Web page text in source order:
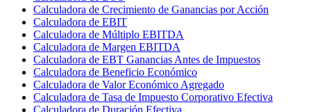
Calculadora de Crecimiento de Ganancias por Acción
Calculadora de EBIT
Calculadora de Múltiplo EBITDA
Calculadora de Margen EBITDA
Calculadora de EBT Ganancias Antes de Impuestos
Calculadora de Beneficio Económico
Calculadora de Valor Económico Agregado
Calculadora de Tasa de Impuesto Corporativo Efectiva
Calculadora de Duración Efectiva